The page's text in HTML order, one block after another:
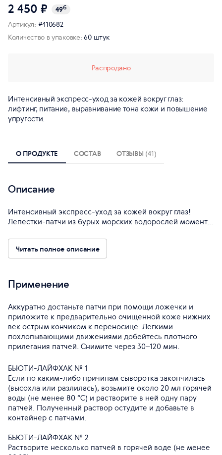
Интенсивный экспресс-уход за кожей вокруг глаз:
лифтинг, питание, выравнивание тона кожи и повышение
упругости.
2 450 ₽ 49б
Распродано
Артикул: #410682
Количество в упаковке: 60 штук
О ПРОДУКТЕ СОСТАВ ОТЗЫВЫ (41)
Описание
Интенсивный экспресс-уход за кожей вокруг глаз!
Лепестки-патчи из бурых морских водорослей момент...
Читать полное описание
Применение
Аккуратно достаньте патчи при помощи ложечки и
приложите к предварительно очищенной коже нижних
век острым кончиком к переносице. Легкими
похлопывающими движениями добейтесь плотного
прилегания патчей. Снимите через 30–120 мин.
БЬЮТИ-ЛАЙФХАК № 1
Если по каким-либо причинам сыворотка закончилась
(высохла или разлилась), возьмите около 20 мл горячей
воды (не менее 80 °С) и растворите в ней одну пару
патчей. Полученный раствор остудите и добавьте в
контейнер с патчами.
БЬЮТИ-ЛАЙФХАК № 2
Растворите несколько патчей в горячей воде (не менее